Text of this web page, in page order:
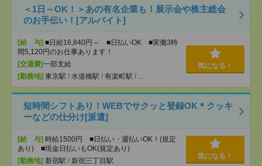
＜1日～OK！＞あの有名企業も！展示会や株主総会
のお手伝い！[アルバイト]
[給 与] ■日給16,840円～ ■日払いOK ■実働3時
間5,120円のお仕事あります！
[交通費]一部支給
[勤務地] 東京駅 / 水道橋駅 / 有楽町駅 / …
気になる！
短時間シフトあり！WEBでサクッと登録OK＊クッキ
ーなどの仕分け[派遣]
[給 与] 時給1500円 ■日払い・週払いOK！(規定
あり) ■現金日払いもOK(規定あり)
[勤務地] 新宿駅 / 新宿三丁目駅
気になる！